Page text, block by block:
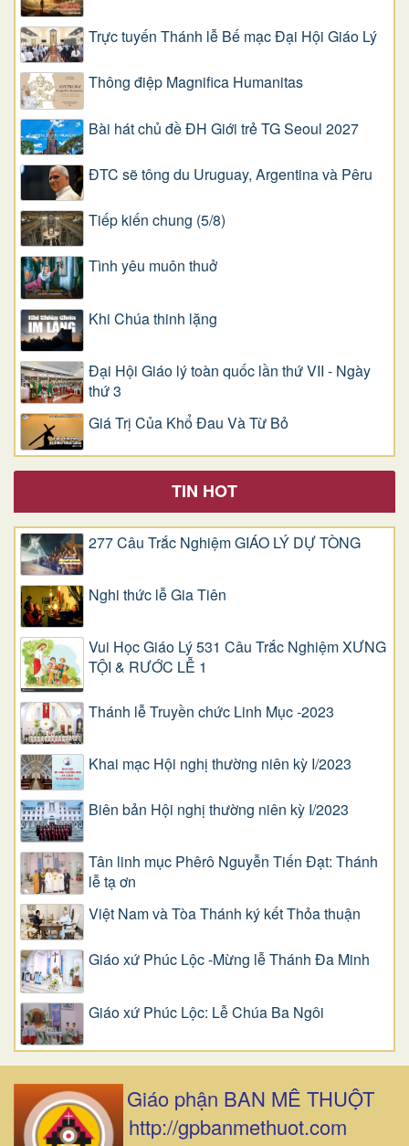
Trực tuyến Thánh lễ Bế mạc Đại Hội Giáo Lý
Thông điệp Magnifica Humanitas
Bài hát chủ đề ĐH Giới trẻ TG Seoul 2027
ĐTC sẽ tông du Uruguay, Argentina và Pêru
Tiếp kiến chung (5/8)
Tình yêu muôn thuở
Khi Chúa thinh lặng
Đại Hội Giáo lý toàn quốc lần thứ VII - Ngày
thứ 3
Giá Trị Của Khổ Ðau Và Từ Bỏ
TIN HOT
277 Câu Trắc Nghiệm GIÁO LÝ DỰ TÒNG
Nghi thức lễ Gia Tiên
Vui Học Giáo Lý 531 Câu Trắc Nghiệm XƯNG
TỘI & RƯỚC LỄ 1
Thánh lễ Truyền chức Linh Mục -2023
Khai mạc Hội nghị thường niên kỳ I/2023
Biên bản Hội nghị thường niên kỳ I/2023
Tân linh mục Phêrô Nguyễn Tiến Đạt: Thánh
lễ tạ ơn
Việt Nam và Tòa Thánh ký kết Thỏa thuận
Giáo xứ Phúc Lộc -Mừng lễ Thánh Đa Minh
Giáo xứ Phúc Lộc: Lễ Chúa Ba Ngôi
Giáo phận BAN MÊ THUỘT
http://gpbanmethuot.com